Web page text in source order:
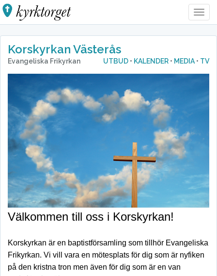
Korskyrkan Västerås
Evangeliska Frikyrkan UTBUD • KALENDER • MEDIA • TV
Välkommen till oss i Korskyrkan!
Korskyrkan är en baptistförsamling som tillhör Evangeliska
Frikyrkan. Vi vill vara en mötesplats för dig som är nyfiken
på den kristna tron men även för dig som är en van